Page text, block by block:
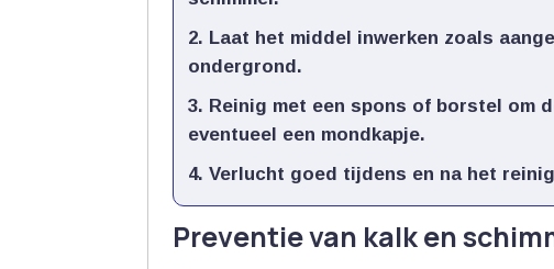
Laat het middel inwerken zoals
ondergrond.​
Reinig met een spons of borstel om
eventueel een mondkapje.​
Verlucht goed tijdens en na het
Preventie van kalk en